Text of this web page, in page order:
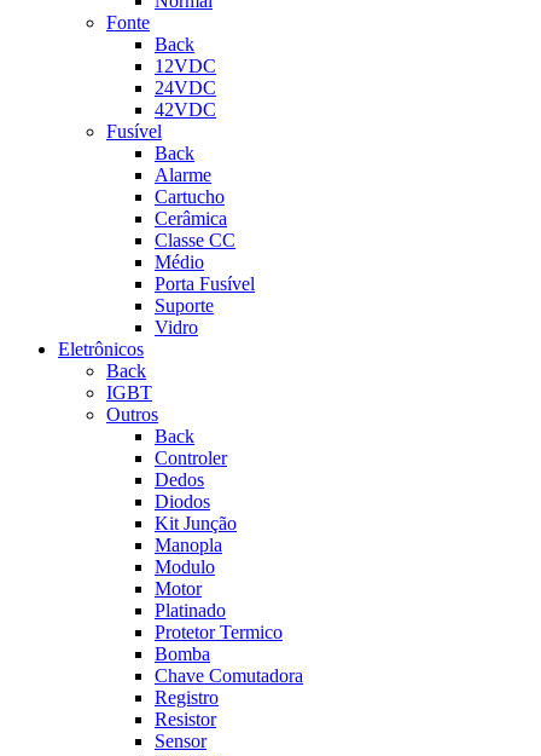
Fonte
Back
12VDC
24VDC
42VDC
Fusível
Back
Alarme
Cartucho
Cerâmica
Classe CC
Médio
Porta Fusível
Suporte
Vidro
Eletrônicos
Back
IGBT
Outros
Back
Controler
Dedos
Diodos
Kit Junção
Manopla
Modulo
Motor
Platinado
Protetor Termico
Bomba
Chave Comutadora
Registro
Resistor
Sensor